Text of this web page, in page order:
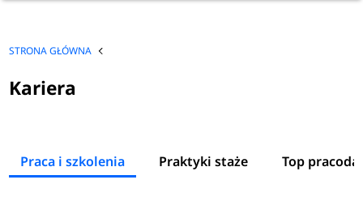
STRONA GŁÓWNA
Kariera
Praca i szkolenia Praktyki staże Top